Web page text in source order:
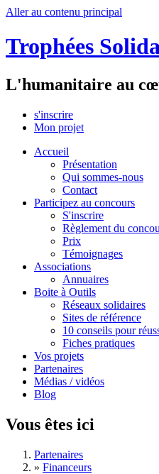
Aller au contenu principal
Trophées
L'humanitaire au
s'inscrire
Mon projet
Accueil
Présentation
Qui sommes-nous
Contact
Participez au concours
S'inscrire
Règlement du
Prix
Témoignages
Associations
Annuaires
Boite à Outils
Réseaux solidaires
Sites de référence
10 conseils pour
Fiches pratiques
Vos projets
Partenaires
Médias / vidéos
Blog
Vous êtes ici
Partenaires
» Financeurs